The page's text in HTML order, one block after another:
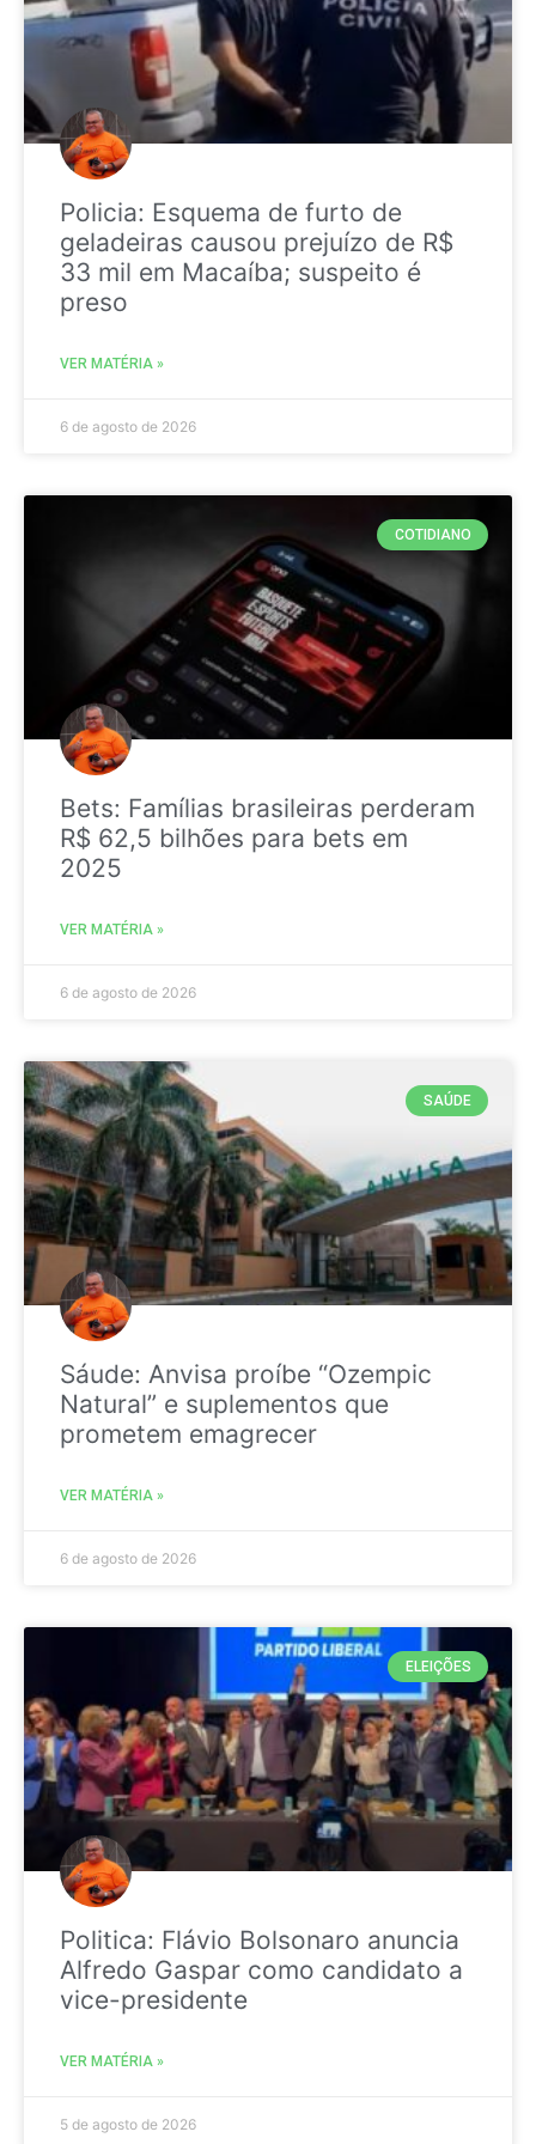
Policia: Esquema de furto de
geladeiras causou prejuízo de R$
33 mil em Macaíba; suspeito é
preso
VER MATÉRIA »
6 de agosto de 2026
COTIDIANO
Bets: Famílias brasileiras perderam
R$ 62,5 bilhões para bets em
2025
VER MATÉRIA »
6 de agosto de 2026
SAÚDE
Sáude: Anvisa proíbe “Ozempic
Natural” e suplementos que
prometem emagrecer
VER MATÉRIA »
6 de agosto de 2026
ELEIÇÕES
Politica: Flávio Bolsonaro anuncia
Alfredo Gaspar como candidato a
vice-presidente
VER MATÉRIA »
5 de agosto de 2026